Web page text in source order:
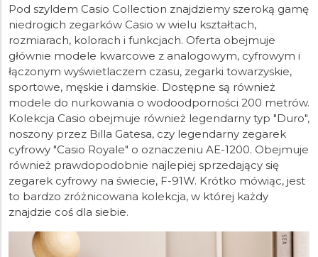
Pod szyldem Casio Collection znajdziemy szeroką gamę
niedrogich zegarków Casio w wielu kształtach,
rozmiarach, kolorach i funkcjach. Oferta obejmuje
głównie modele kwarcowe z analogowym, cyfrowym i
łączonym wyświetlaczem czasu, zegarki towarzyskie,
sportowe, męskie i damskie. Dostępne są również
modele do nurkowania o wodoodporności 200 metrów.
Kolekcja Casio obejmuje również legendarny typ "Duro",
noszony przez Billa Gatesa, czy legendarny zegarek
cyfrowy "Casio Royale" o oznaczeniu AE-1200. Obejmuje
również prawdopodobnie najlepiej sprzedający się
zegarek cyfrowy na świecie, F-91W. Krótko mówiąc, jest
to bardzo zróżnicowana kolekcja, w której każdy
znajdzie coś dla siebie.